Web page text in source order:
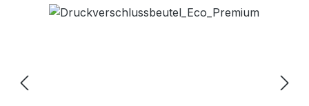
Bildergalerie überspringen